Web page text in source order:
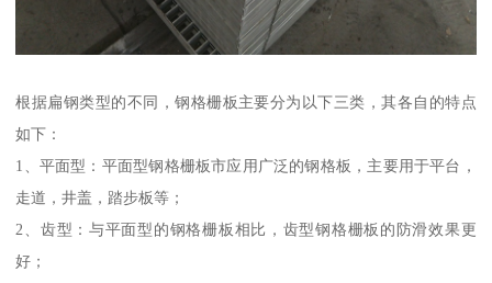
根据扁钢类型的不同，钢格栅板主要分为以下三类，其各自的特点
如下：
1、平面型：平面型钢格栅板市应用广泛的钢格板，主要用于平台，
走道，井盖，踏步板等；
2、齿型：与平面型的钢格栅板相比，齿型钢格栅板的防滑效果更
好；